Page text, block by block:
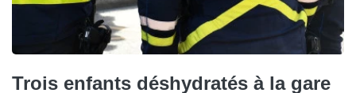
Trois enfants déshydratés à la gare